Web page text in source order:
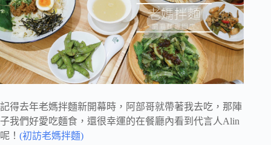
記得去年老媽拌麵新開幕時，阿部哥就帶著我去吃，那陣
子我們好愛吃麵食，還很幸運的在餐廳內看到代言人Alin
呢！ (初訪老媽拌麵)